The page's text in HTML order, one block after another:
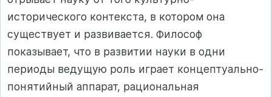
исторического контекста, в котором она
существует и развивается. Философ
показывает, что в развитии науки в одни
периоды ведущую роль играет концептуально-
понятийный аппарат, рациональная